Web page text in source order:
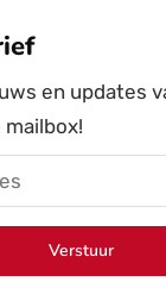
en updates
Verstuur